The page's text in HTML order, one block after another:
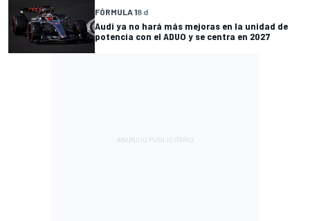
FÓRMULA 18 d
Audi ya no hará más mejoras en la unidad de
potencia con el ADUO y se centra en 2027